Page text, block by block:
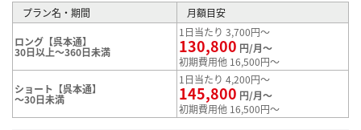
プラン名・期間 月額目安
ロング【呉本通】
30日以上～360日未満
1日当たり 3,700円～
130,800 円/月～
初期費用他 16,500円～
ショート【呉本通】
～30日未満
1日当たり 4,200円～
145,800 円/月～
初期費用他 16,500円～